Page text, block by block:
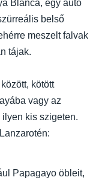
Blanca, egy autó
belső
meszelt falvak
tájak.
kötött
vagy az
kis szigeten.
Papagayo öbleit,